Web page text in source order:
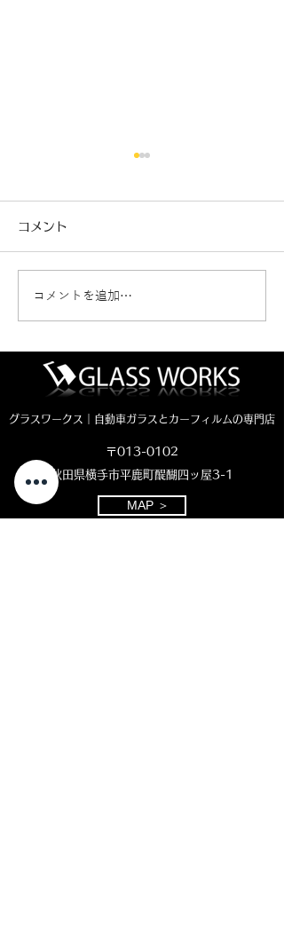
新車ジムニーノマド カ
コメント
コメントを追加…
グラスワークス｜自動車ガラスとカーフィルムの専門店
〒013-0102
秋田県横手市平鹿町醍醐四ッ屋3-1
MAP ＞